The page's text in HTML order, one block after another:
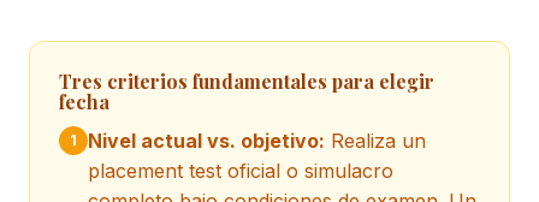
Tres criterios fundamentales para elegir
fecha
1 Nivel actual vs. objetivo: Realiza un
placement test oficial o simulacro